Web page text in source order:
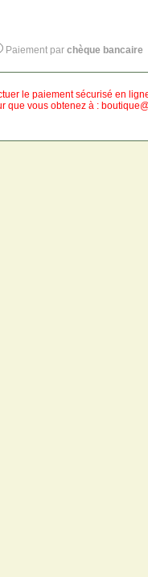
Paiement par chèque bancaire
le paiement sécurisé en
que vous obtenez à :